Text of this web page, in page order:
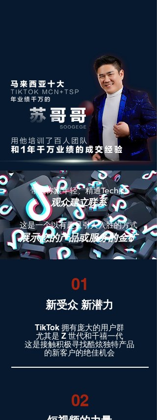
带领你跟年轻、精通Tech的
观众建立联系
这是一个以有趣且引人入胜的方式
展示您的产品或服务的金矿
01
新受众 新潜力
TikTok 拥有庞大的用户群
尤其是 Z 世代和千禧一代
这是接触积极寻找酷炫独特产品
的新客户的绝佳机会
02